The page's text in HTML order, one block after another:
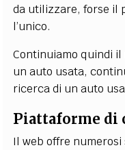
da utilizzare, forse il
l’unico.
Continuiamo quindi
un auto usata,
ricerca di un auto
Piattaforme di
Il web offre